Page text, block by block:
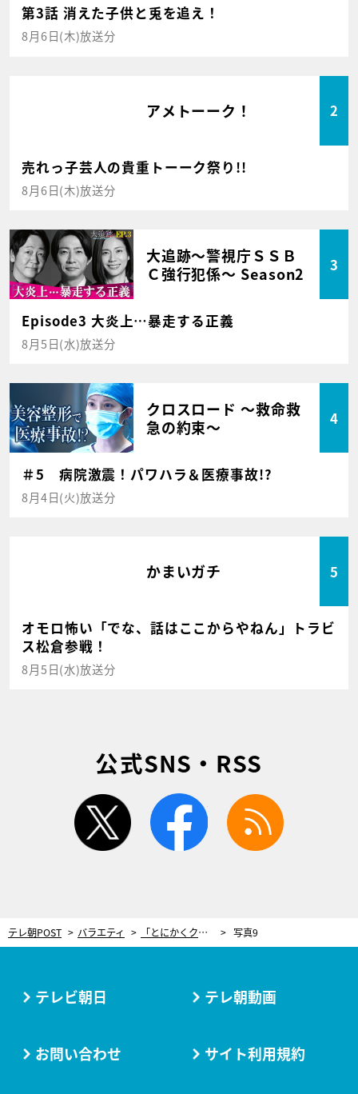
第3話 消えた子供と兎を追え！
8月6日(木)放送分
アメトーーク！ 2
売れっ子芸人の貴重トーーク祭り!!
8月6日(木)放送分
大追跡～警視庁ＳＳＢ
Ｃ強行犯係～ Season2
3
Episode3 大炎上…暴走する正義
8月5日(水)放送分
クロスロード ～救命救
急の約束～
4
＃5 病院激震！パワハラ＆医療事故!?
8月4日(火)放送分
かまいガチ 5
オモロ怖い「でな、話はここからやねん」トラビ
ス松倉参戦！
8月5日(水)放送分
公式SNS・RSS
twitter facebook
テレ朝POST バラエティ 「とにかくクズ」若手芸人がバラエティの禁じ手犯す大失態！前代未聞の行為にスタジオ衝撃 写真9
テレビ朝日 テレ朝動画
お問い合わせ サイト利用規約